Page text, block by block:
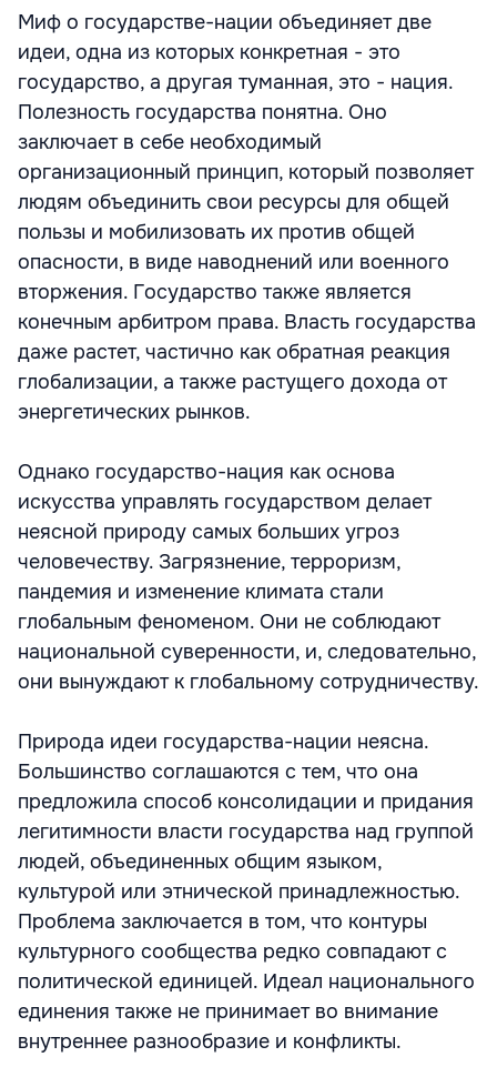
Миф о государстве-нации объединяет две
идеи, одна из которых конкретная - это
государство, а другая туманная, это - нация.
Полезность государства понятна. Оно
заключает в себе необходимый
организационный принцип, который позволяет
людям объединить свои ресурсы для общей
пользы и мобилизовать их против общей
опасности, в виде наводнений или военного
вторжения. Государство также является
конечным арбитром права. Власть государства
даже растет, частично как обратная реакция
глобализации, а также растущего дохода от
энергетических рынков.
Однако государство-нация как основа
искусства управлять государством делает
неясной природу самых больших угроз
человечеству. Загрязнение, терроризм,
пандемия и изменение климата стали
глобальным феноменом. Они не соблюдают
национальной суверенности, и, следовательно,
они вынуждают к глобальному сотрудничеству.
Природа идеи государства-нации неясна.
Большинство соглашаются с тем, что она
предложила способ консолидации и придания
легитимности власти государства над группой
людей, объединенных общим языком,
культурой или этнической принадлежностью.
Проблема заключается в том, что контуры
культурного сообщества редко совпадают с
политической единицей. Идеал национального
единения также не принимает во внимание
внутреннее разнообразие и конфликты.